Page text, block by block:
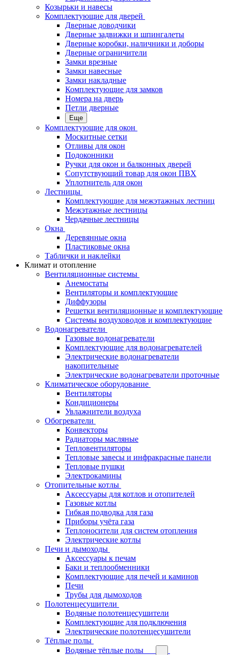
Козырьки и навесы
Комплектующие для дверей
Дверные доводчики
Дверные задвижки и шпингалеты
Дверные коробки, наличники и доборы
Дверные ограничители
Замки врезные
Замки навесные
Замки накладные
Комплектующие для замков
Номера на дверь
Петли дверные
Еще
Комплектующие для окон
Москитные сетки
Отливы для окон
Подоконники
Ручки для окон и балконных дверей
Сопутствующий товар для окон ПВХ
Уплотнитель для окон
Лестницы
Комплектующие для межэтажных лестниц
Межэтажные лестницы
Чердачные лестницы
Окна
Деревянные окна
Пластиковые окна
Таблички и наклейки
Климат и отопление
Вентиляционные системы
Анемостаты
Вентиляторы и комплектующие
Диффузоры
Решетки вентиляционные и комплектующие
Системы воздуховодов и комплектующие
Водонагреватели
Газовые водонагреватели
Комплектующие для водонагревателей
Электрические водонагреватели
накопительные
Электрические водонагреватели проточные
Климатическое оборудование
Вентиляторы
Кондиционеры
Увлажнители воздуха
Обогреватели
Конвекторы
Радиаторы масляные
Тепловентиляторы
Тепловые завесы и инфракрасные панели
Тепловые пушки
Электрокамины
Отопительные котлы
Аксессуары для котлов и отопителей
Газовые котлы
Гибкая подводка для газа
Приборы учёта газа
Теплоносители для систем отопления
Электрические котлы
Печи и дымоходы
Аксессуары к печам
Баки и теплообменники
Комплектующие для печей и каминов
Печи
Трубы для дымоходов
Полотенцесушители
Водяные полотенцесушители
Комплектующие для подключения
Электрические полотенцесушители
Тёплые полы
Водяные тёплые полы